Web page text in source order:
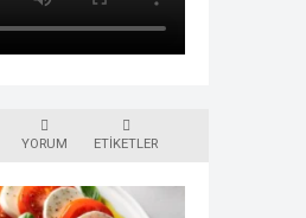
YORUM ETIKETLER